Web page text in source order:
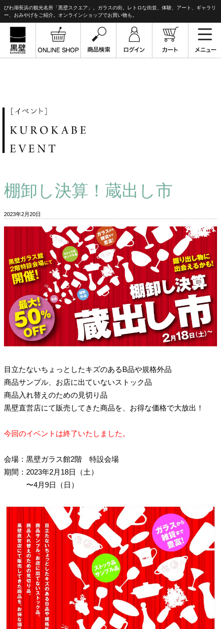
びわ湖長浜の観光名所「黒壁スクエア」。ガラスの街。レトロな街並、体験、アート、ギャラリ
ー、おみやげをご紹介。オンラインショップでお買い物も。
棚卸し決算！蔵出し市
2023年2月20日
目立たないちょっとしたキズのあるB品や規格外品
商品サンプル、お店に出ていないストック品
商品入れ替えのための見切り品
黒壁直営店にて販売してきた商品を、お得な価格で大放出！
今回のイベントは終了いたしました。
会場 ： 黒壁ガラス館2階 特設会場
期間 ： 2023年2月18日（土）
〜4月9日（日）